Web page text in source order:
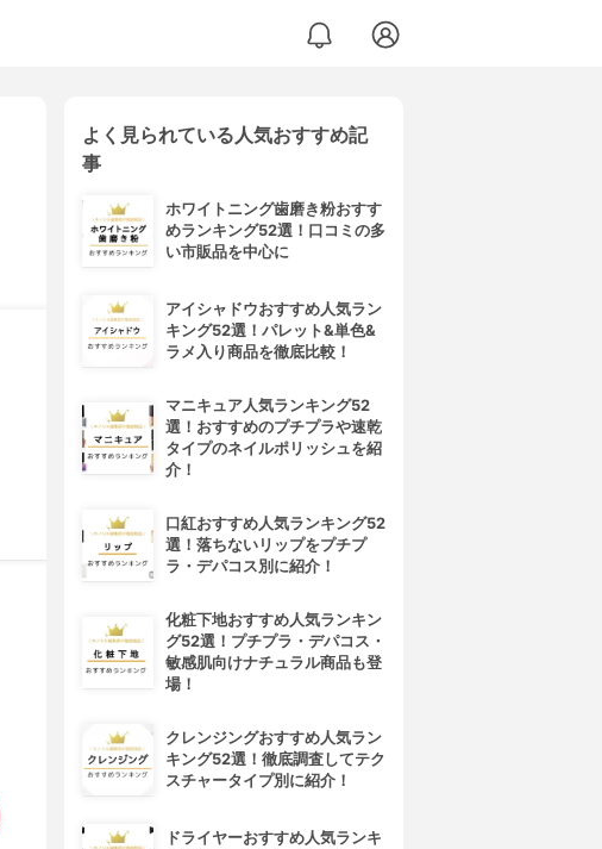
よく見られている人気おすすめ記
事
ホワイトニング歯磨き粉おすす
めランキング52選！口コミの多
い市販品を中心に
アイシャドウおすすめ人気ラン
キング52選！パレット&単色&
ラメ入り商品を徹底比較！
マニキュア人気ランキング52
選！おすすめのプチプラや速乾
タイプのネイルポリッシュを紹
介！
口紅おすすめ人気ランキング52
選！落ちないリップをプチプ
ラ・デパコス別に紹介！
化粧下地おすすめ人気ランキン
グ52選！プチプラ・デパコス・
敏感肌向けナチュラル商品も登
場！
クレンジングおすすめ人気ラン
キング52選！徹底調査してテク
スチャータイプ別に紹介！
ドライヤーおすすめ人気ランキ